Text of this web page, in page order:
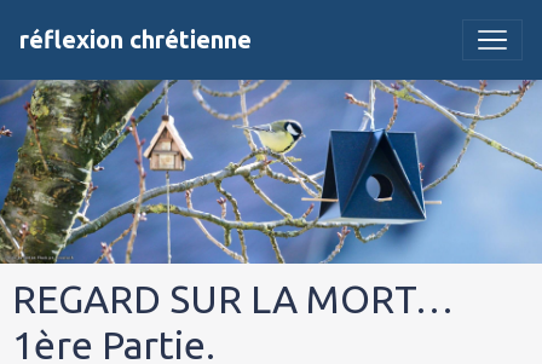
réflexion chrétienne
REGARD SUR LA MORT…
1ère Partie.